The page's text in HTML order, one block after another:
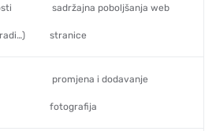
sadržajna poboljšanja web
stranice
promjena i dodavanje
fotografija